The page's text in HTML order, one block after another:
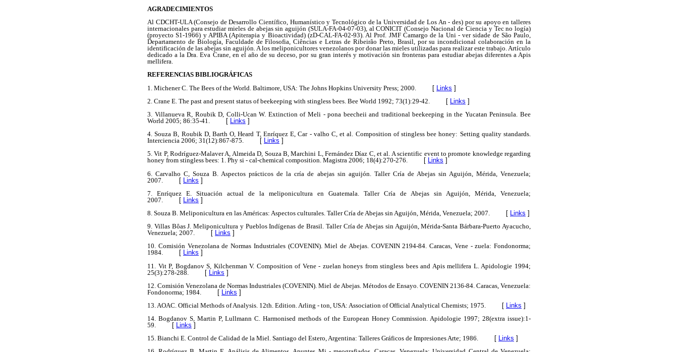
AGRADECIMIENTOS
Al CDCHT-ULA (Consejo de Desarrollo Científico, Humanístico y Tecnológico de la Universidad de Los An - des) por su apoyo en talleres
internacionales para estudiar mieles de abejas sin aguijón (SULA-FA-04-07-03), al CONICIT (Consejo Nacional de Ciencia y Tec no logía)
(proyecto S1-1966) y APIBA (Apiterapia y Bioactividad) (zD-CAL-FA-02-93). Al Prof. JMF Camargo de la Uni - ver sidade de São Paulo,
Departamento de Biología, Faculdade de Filosofia, Ciências e Letras de Ribeirão Preto, Brasil, por su incondicional colaboración en la
identificación de las abejas sin aguijón. A los meliponicultores venezolanos por donar las mieles utilizadas para realizar este trabajo. Artículo
dedicado a la Dra. Eva Crane, en el año de su deceso, por su gran interés y motivación sin fronteras para estudiar abejas diferentes a Apis
mellifera.
REFERENCIAS BIBLIOGRÁFICAS
1. Michener C. The Bees of the World. Baltimore, USA: The Johns Hopkins University Press; 2000.
[ Links ]
2. Crane E. The past and present status of beekeeping with stingless bees. Bee World 1992; 73(1):29-42.
[ Links ]
3. Villanueva R, Roubik D, Colli-Ucan W. Extinction of Meli - pona beecheii and traditional beekeeping in the Yucatan Peninsula. Bee
World 2005; 86:35-41. [ Links ]
4. Souza B, Roubik D, Barth O, Heard T, Enríquez E, Car - valho C, et al. Composition of stingless bee honey: Setting quality standards.
Interciencia 2006; 31(12):867-875. [ Links ]
5. Vit P, Rodríguez-Malaver A, Almeida D, Souza B, Marchini L, Fernández Díaz C, et al. A scientific event to promote knowledge regarding
honey from stingless bees: 1. Phy si - cal-chemical composition. Magistra 2006; 18(4):270-276. [ Links ]
6. Carvalho C, Souza B. Aspectos prácticos de la cría de abejas sin aguijón. Taller Cría de Abejas sin Aguijón, Mérida, Venezuela;
2007.
[ Links ]
7. Enríquez E. Situación actual de la meliponicultura en Guatemala. Taller Cría de Abejas sin Aguijón, Mérida, Venezuela;
2007.
[ Links ]
8. Souza B. Meliponicultura en las Américas: Aspectos culturales. Taller Cría de Abejas sin Aguijón, Mérida, Venezuela; 2007.
[ Links ]
9. Villas Bôas J. Meliponicultura y Pueblos Indígenas de Brasil. Taller Cría de Abejas sin Aguijón, Mérida-Santa Bárbara-Puerto Ayacucho,
Venezuela; 2007. [ Links ]
10. Comisión Venezolana de Normas Industriales (COVENIN). Miel de Abejas. COVENIN 2194-84. Caracas, Vene - zuela: Fondonorma;
1984. [ Links ]
11. Vit P, Bogdanov S, Kilchenman V. Composition of Vene - zuelan honeys from stingless bees and Apis mellifera L. Apidologie 1994;
25(3):278-288.
[ Links ]
12. Comisión Venezolana de Normas Industriales (COVENIN). Miel de Abejas. Métodos de Ensayo. COVENIN 2136-84. Caracas, Venezuela:
Fondonorma; 1984.
[ Links ]
13. AOAC. Official Methods of Analysis. 12th. Edition. Arling - ton, USA: Association of Official Analytical Chemists; 1975.
[ Links ]
14. Bogdanov S, Martin P, Lullmann C. Harmonised methods of the European Honey Commission. Apidologie 1997; 28(extra issue):1-
59. [ Links ]
15. Bianchi E. Control de Calidad de la Miel. Santiago del Estero, Argentina: Talleres Gráficos de Impresiones Arte; 1986. [ Links ]